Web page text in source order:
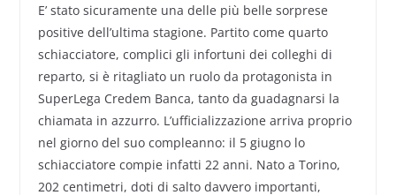
E’ stato sicuramente una delle più belle sorprese
positive dell’ultima stagione. Partito come quarto
schiacciatore, complici gli infortuni dei colleghi di
reparto, si è ritagliato un ruolo da protagonista in
SuperLega Credem Banca, tanto da guadagnarsi la
chiamata in azzurro. L’ufficializzazione arriva proprio
nel giorno del suo compleanno: il 5 giugno lo
schiacciatore compie infatti 22 anni. Nato a Torino,
202 centimetri, doti di salto davvero importanti,